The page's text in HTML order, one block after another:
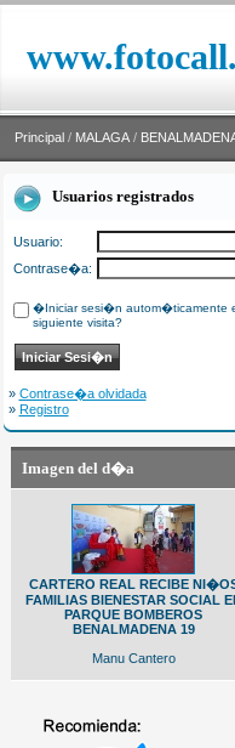
Principal / MALAGA /
Usuarios registrados
Usuario:
Contrase�a:
�Iniciar sesi�n autom�ticamente
siguiente visita?
» Contrase�a olvidada
» Registro
Imagen del d�a
CARTERO REAL RECIBE
FAMILIAS BIENESTAR SOCIAL
PARQUE BOMBEROS
BENALMADENA 19
Manu Cantero